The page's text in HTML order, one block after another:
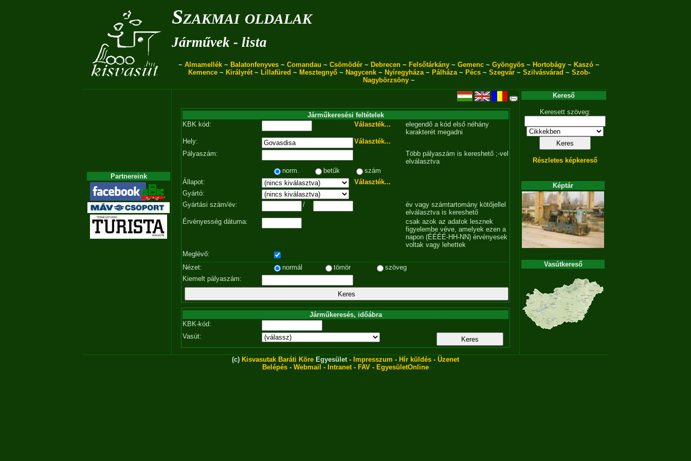
Szakmai oldalak
Járművek - lista
~ Almamellék ~ Balatonfenyves ~ Comandau ~ Csömödér ~ Debrecen ~ Felsőtárkány ~ Gemenc ~ Gyöngyös ~ Hortobágy ~ Kaszó ~
Kemence~ Királyrét~ Lillafüred ~ Mesztegnyő~ Nagycenk~ Nyíregyháza~ Pálháza~ Pécs~ Szegvár~ Szilvásvárad ~ Szob-
Nagybörzsöny ~
Partnereink
Járműkeresési feltételek
KBK kód:
Választék...
elegendő a kód első néhány
karakterét megadni
Hely:
Választék...
Pályaszám:
Több pályaszám is kereshető ;-vel
elválasztva
norm.
betűk
szám
Állapot:
Választék...
Gyártó:
Gyártási szám/év:
/
év vagy számtartomány kötőjellel
elválasztva is kereshető
Érvényesség dátuma:
csak azok az adatok lesznek
figyelembe véve, amelyek ezen a
napon (ÉÉÉÉ-HH-NN) érvényesek
voltak vagy lehettek
Meglévő:
Nézet:
normál tömör
szöveg
Kiemelt pályaszám:
Járműkeresés, időábra
KBK-kód:
Vasút:
Kereső
Keresett szöveg:
Részletes képkereső
Képtár
Vasútkereső
(c) Kisvasutak Baráti Köre Egyesület - Impresszum - Hír küldés - Üzenet
Belépés - Webmail - Intranet- FAV - EgyesületOnline